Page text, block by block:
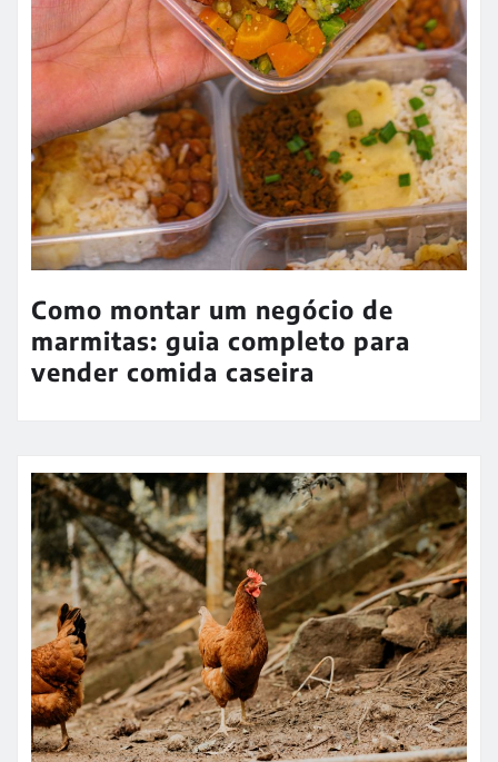
Como montar um negócio de
marmitas: guia completo para
vender comida caseira